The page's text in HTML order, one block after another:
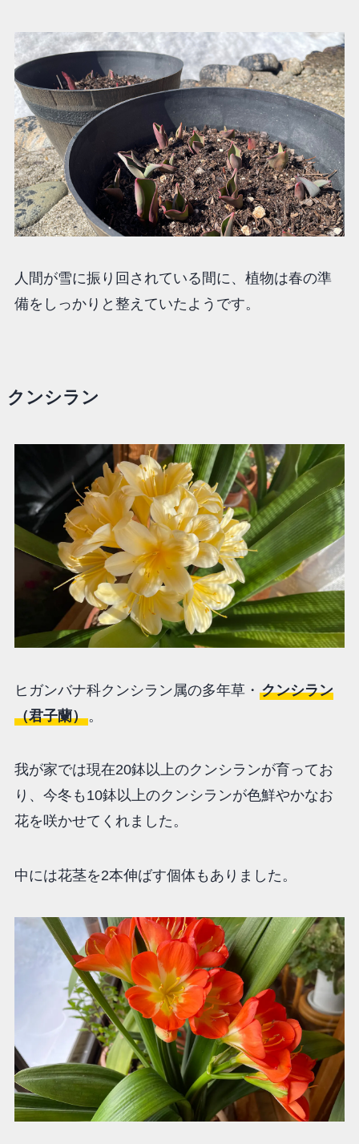
人間が雪に振り回されている間に、植物は春の準
備をしっかりと整えていたようです。
クンシラン
ヒガンバナ科クンシラン属の多年草・ クンシラン
（君子蘭）。
我が家では現在20鉢以上のクンシランが育ってお
り、今冬も10鉢以上のクンシランが色鮮やかなお
花を咲かせてくれました。
中には花茎を2本伸ばす個体もありました。